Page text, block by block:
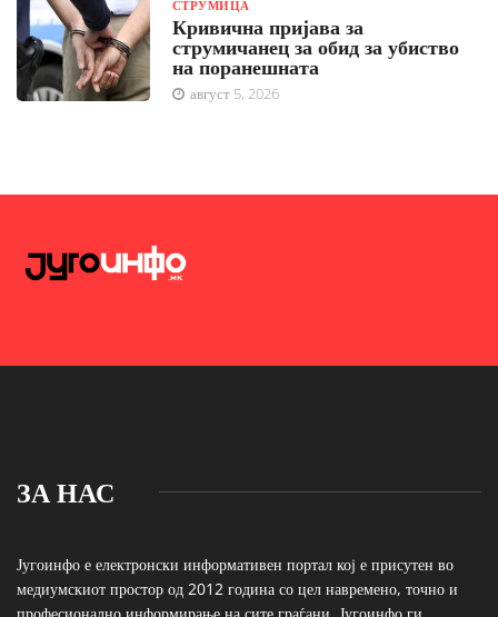
СТРУМИЦА
Кривична пријава за
струмичанец за обид за убиство
на поранешната
август 5, 2026
ЗА НАС
Југоинфо е електронски информативен портал кој е присутен во
медиумскиот простор од 2012 година со цел навремено, точно и